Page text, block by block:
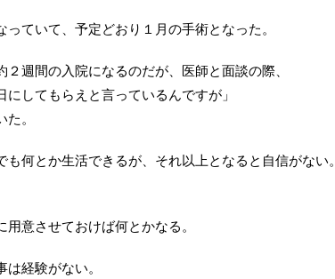
ていて、予定どおり１月の手術となった。
週間の入院になるのだが、医師と面談の際、
にしてもらえと言っているんですが」
。
何とか生活できるが、それ以上となると自信がない。
意させておけば何とかなる。
経験がない。